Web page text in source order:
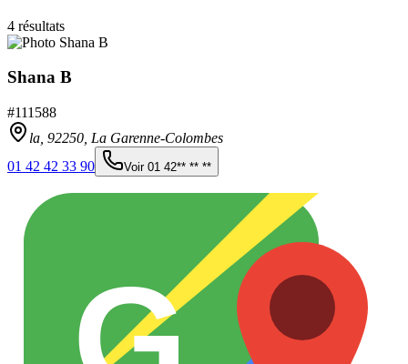
4 résultats
Shana B
#111588
la, 92250 La Garenne-Colombes
01 42 42 33 90
Voir 01 42** ** **